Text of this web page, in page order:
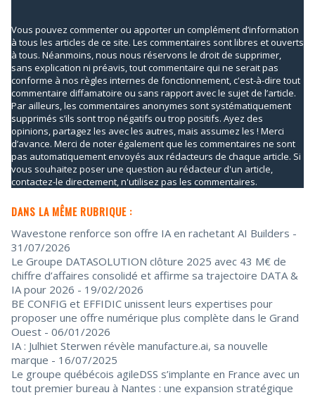
Vous pouvez commenter ou apporter un complément d’information
à tous les articles de ce site. Les commentaires sont libres et ouverts
à tous. Néanmoins, nous nous réservons le droit de supprimer,
sans explication ni préavis, tout commentaire qui ne serait pas
conforme à nos règles internes de fonctionnement, c'est-à-dire tout
commentaire diffamatoire ou sans rapport avec le sujet de l’article.
Par ailleurs, les commentaires anonymes sont systématiquement
supprimés s’ils sont trop négatifs ou trop positifs. Ayez des
opinions, partagez les avec les autres, mais assumez les ! Merci
d’avance. Merci de noter également que les commentaires ne sont
pas automatiquement envoyés aux rédacteurs de chaque article. Si
vous souhaitez poser une question au rédacteur d'un article,
contactez-le directement, n'utilisez pas les commentaires.
DANS LA MÊME RUBRIQUE :
Wavestone renforce son offre IA en rachetant AI Builders -
31/07/2026
Le Groupe DATASOLUTION clôture 2025 avec 43 M€ de
chiffre d’affaires consolidé et affirme sa trajectoire DATA &
IA pour 2026 - 19/02/2026
BE CONFIG et EFFIDIC unissent leurs expertises pour
proposer une offre numérique plus complète dans le Grand
Ouest - 06/01/2026
IA : Julhiet Sterwen révèle manufacture.ai, sa nouvelle
marque - 16/07/2025
Le groupe québécois agileDSS s’implante en France avec un
tout premier bureau à Nantes : une expansion stratégique